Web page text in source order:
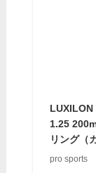
LUXILON
1.25
リング（
pro sports